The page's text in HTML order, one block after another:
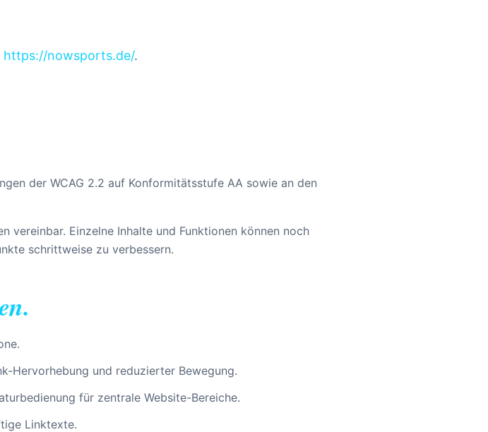
https://nowsports.de/.
der WCAG 2.2 auf Konformitätsstufe AA sowie an den
vereinbar. Einzelne Inhalte und Funktionen können noch
schrittweise zu verbessern.
Hervorhebung und reduzierter Bewegung.
für zentrale Website-Bereiche.
Linktexte.